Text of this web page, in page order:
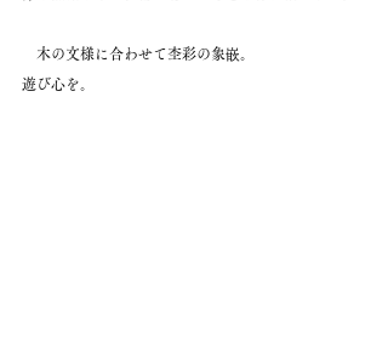
木の文様に合わせて杢彩の象嵌。
遊び心を。